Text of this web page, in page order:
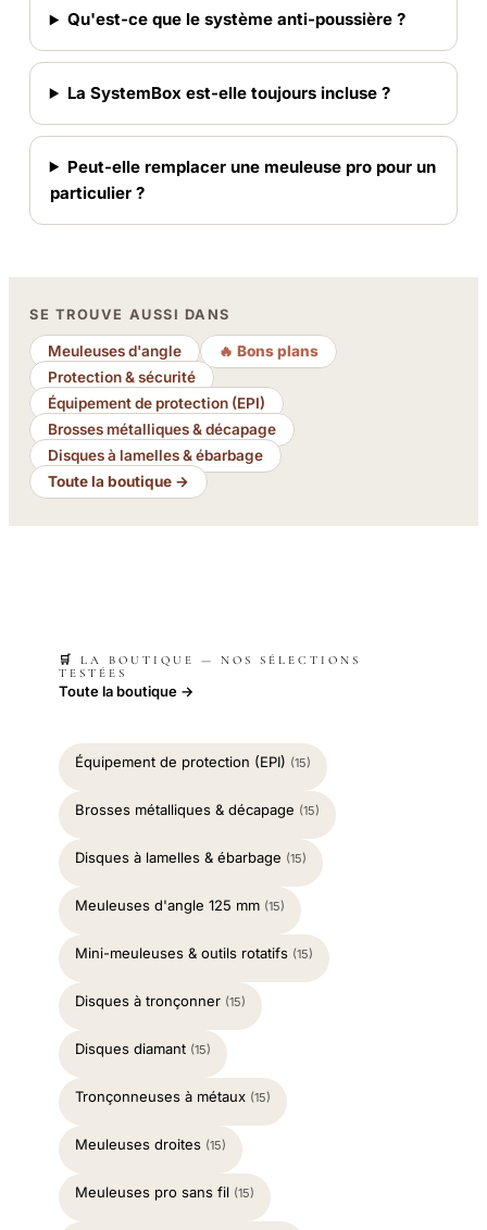
Qu'est-ce que le système anti-poussière ?
La SystemBox est-elle toujours incluse ?
Peut-elle remplacer une meuleuse pro pour un
particulier ?
SE TROUVE AUSSI DANS
Meuleuses d'angle
🔥 Bons plans
Protection & sécurité
Équipement de protection (EPI)
Brosses métalliques & décapage
Disques à lamelles & ébarbage
Toute la boutique →
🛒 LA BOUTIQUE — NOS SÉLECTIONS
TESTÉES
Toute la boutique →
Équipement de protection (EPI) (15)
Brosses métalliques & décapage (15)
Disques à lamelles & ébarbage (15)
Meuleuses d'angle 125 mm (15)
Mini-meuleuses & outils rotatifs (15)
Disques à tronçonner (15)
Disques diamant (15)
Tronçonneuses à métaux (15)
Meuleuses droites (15)
Meuleuses pro sans fil (15)